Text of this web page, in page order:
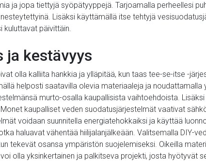
ja jopa tiettyjä syöpätyyppejä. Tarjoamalla perheellesi
Lisäksi käyttämällä itse tehtyjä
kuluttavat päivittäin.
ja kestävyys
olla kalliita hankkia ja ylläpitää, kun taas tee-se-itse -
helposti saatavilla olevia materiaaleja ja
murto-osalla kaupallisista vaihtoehdoista.
kaupalliset veden suodatusjärjestelmät vaativat
voidaan suunnitella energiatehokkaiksi ja käyttää
haluavat vähentää hiilijalanjälkeään. Valitsemalla DIY-
tekevät osansa ympäristön suojelemiseksi. Oikeilla
olla yksinkertainen ja palkitseva projekti, josta hyötyvät